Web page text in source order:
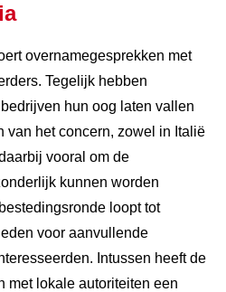
overnamegesprekken met
Tegelijk hebben
hun oog laten vallen
van het concern, zowel in Italië
vooral om de
kunnen worden
loopt tot
voor aanvullende
Intussen heeft de
met lokale autoriteiten een